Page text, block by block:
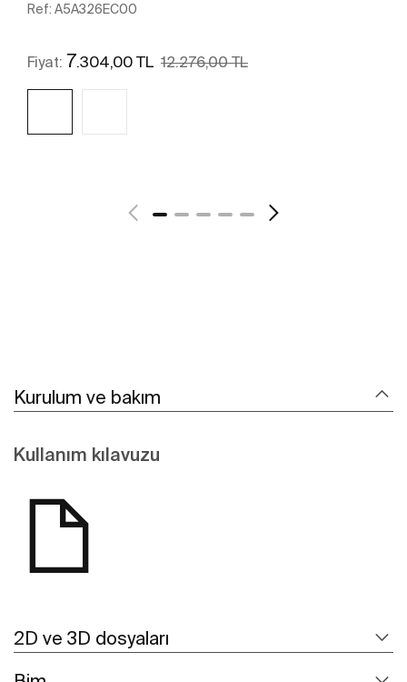
Ref: A5A326EC00
Fiyat: 7 .304,00 TL 12.276,00 TL
Kurulum ve bakım
Kullanım kılavuzu
2D ve 3D dosyaları